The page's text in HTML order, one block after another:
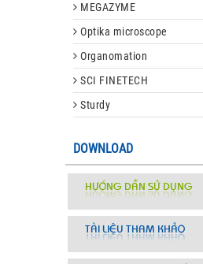
MEGAZYME
Optika microscope
Organomation
SCI FINETECH
Sturdy
DOWNLOAD